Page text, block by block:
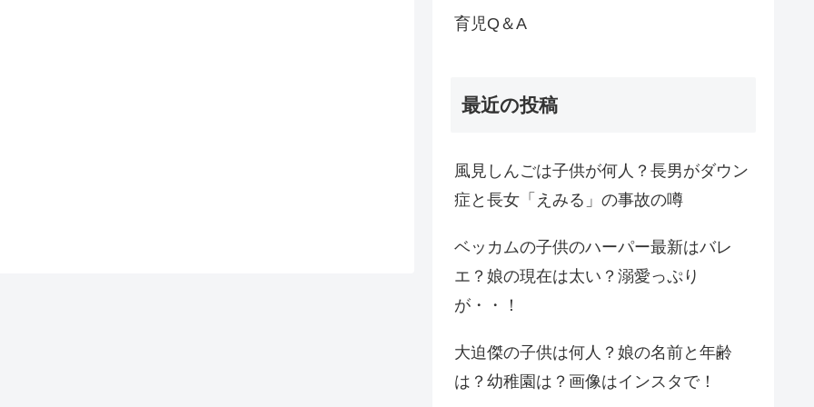
育児Q＆A
最近の投稿
風見しんごは子供が何人？長男がダウン
症と長女「えみる」の事故の噂
ベッカムの子供のハーパー最新はバレ
エ？娘の現在は太い？溺愛っぷり
が・・！
大迫傑の子供は何人？娘の名前と年齢
は？幼稚園は？画像はインスタで！